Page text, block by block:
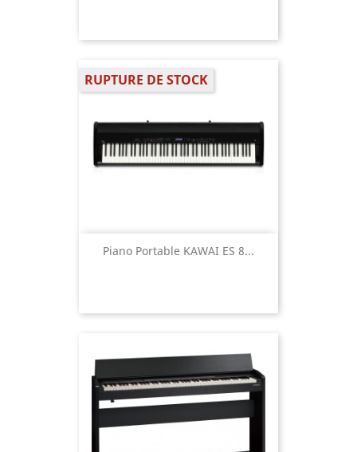
Piano Portable KAWAI ES 8...
RUPTURE DE STOCK